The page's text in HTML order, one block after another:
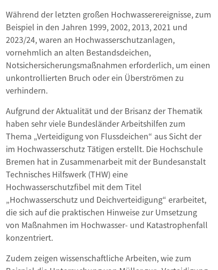
Während der letzten großen Hochwasserereignisse, zum
Beispiel in den Jahren 1999, 2002, 2013, 2021 und
2023/24, waren an Hochwasserschutzanlagen,
vornehmlich an alten Bestandsdeichen,
Notsichersicherungsmaßnahmen erforderlich, um einen
unkontrollierten Bruch oder ein Überströmen zu
verhindern.
Aufgrund der Aktualität und der Brisanz der Thematik
haben sehr viele Bundesländer Arbeitshilfen zum
Thema „Verteidigung von Flussdeichen“ aus Sicht der
im Hochwasserschutz Tätigen erstellt. Die Hochschule
Bremen hat in Zusammenarbeit mit der Bundesanstalt
Technisches Hilfswerk (THW) eine
Hochwasserschutzfibel mit dem Titel
„Hochwasserschutz und Deichverteidigung“ erarbeitet,
die sich auf die praktischen Hinweise zur Umsetzung
von Maßnahmen im Hochwasser- und Katastrophenfall
konzentriert.
Zudem zeigen wissenschaftliche Arbeiten, wie zum